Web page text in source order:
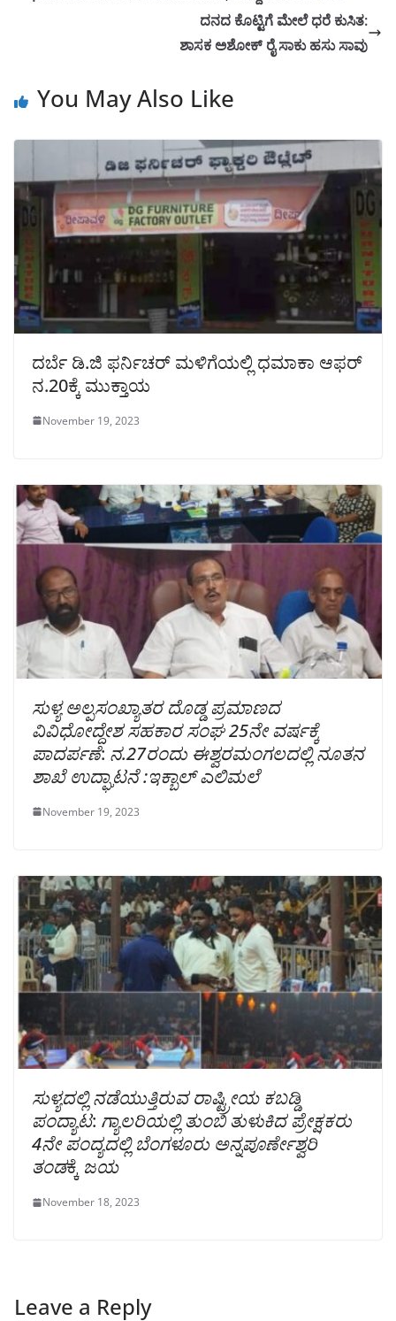
ದನದ ಕೊಟ್ಟಿಗೆ ಮೇಲೆ ಧರೆ ಕುಸಿತ:
ಶಾಸಕ ಅಶೋಕ್ ರೈ ಸಾಕು ಹಸು ಸಾವು
You May Also Like
ದರ್ಬೆ ಡಿ.ಜಿ ಫರ್ನಿಚರ್ ಮಳಿಗೆಯಲ್ಲಿ ಧಮಾಕಾ ಆಫರ್
ನ.20ಕ್ಕೆ ಮುಕ್ತಾಯ
November 19, 2023
ಸುಳ್ಯ ಅಲ್ಪಸಂಖ್ಯಾತರ ದೊಡ್ಡ ಪ್ರಮಾಣದ
ವಿವಿಧೋದ್ದೇಶ ಸಹಕಾರ ಸಂಘ 25ನೇ ವರ್ಷಕ್ಕೆ
ಪಾದರ್ಪಣೆ: ನ.27ರಂದು ಈಶ್ವರಮಂಗಲದಲ್ಲಿ ನೂತನ
ಶಾಖೆ ಉದ್ಘಾಟನೆ :ಇಕ್ಬಾಲ್ ಎಲಿಮಲೆ
November 19, 2023
ಸುಳ್ಯದಲ್ಲಿ ನಡೆಯುತ್ತಿರುವ ರಾಷ್ಟ್ರೀಯ ಕಬಡ್ಡಿ
ಪಂದ್ಯಾಟ: ಗ್ಯಾಲರಿಯಲ್ಲಿ ತುಂಬಿ ತುಳುಕಿದ ಪ್ರೇಕ್ಷಕರು
4ನೇ ಪಂದ್ಯದಲ್ಲಿ ಬೆಂಗಳೂರು ಅನ್ನಪೂರ್ಣೇಶ್ವರಿ
ತಂಡಕ್ಕೆ ಜಯ
November 18, 2023
Leave a Reply